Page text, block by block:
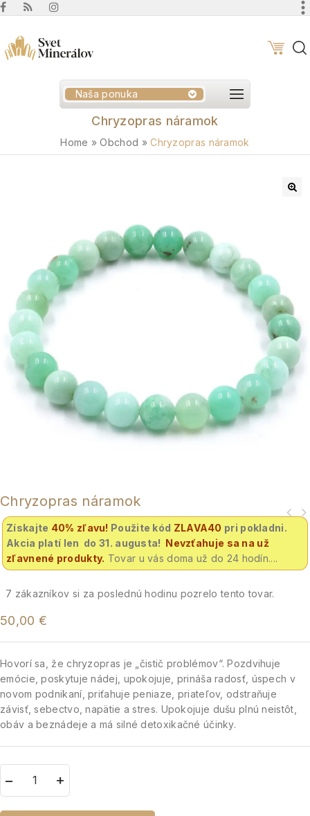
Naša ponuka
Chryzopras náramok
Home »Obchod »Chryzopras náramok
Chryzopras náramok
Získajte 40% zľavu! Použite kód ZLAVA40 pri pokladni.
Akcia platí len do 31. augusta! Nevzťahuje sa na už
zľavnené produkty. Tovar u vás doma už do 24 hodín....
7 zákazníkov si za poslednú hodinu pozrelo tento tovar.
50,00 €
Hovorí sa, že chryzopras je „čistič problémov“. Pozdvihuje
emócie, poskytuje nádej, upokojuje, prináša radosť, úspech v
novom podnikaní, priťahuje peniaze, priateľov, odstraňuje
závisť, sebectvo, napätie a stres. Upokojuje dušu plnú neistôt,
obáv a beznádeje a má silné detoxikačné účinky.